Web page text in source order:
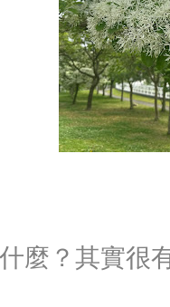
麼？其實很